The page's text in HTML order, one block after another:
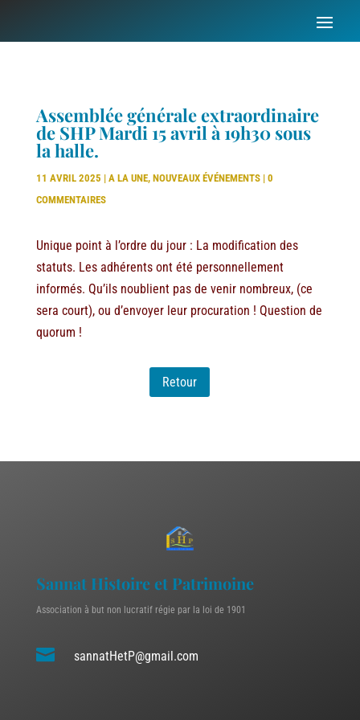
Assemblée générale extraordinaire
de SHP Mardi 15 avril à 19h30 sous
la halle.
11 AVRIL 2025 | A LA UNE, NOUVEAUX ÉVÉNEMENTS| 0
COMMENTAIRES
Unique point à l’ordre du jour : La modification des
statuts. Les adhérents ont été personnellement
informés. Qu’ils noublient pas de venir nombreux, (ce
sera court), ou d’envoyer leur procuration ! Question de
quorum !
Retour
Sannat Histoire et Patrimoine
Association à but non lucratif régie par la loi de 1901
 sannatHetP@gmail.com